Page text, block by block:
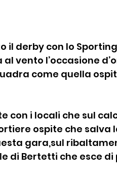
il derby con lo
vento l’occasione
come quella
con i locali che sul
ospite che
gara,sul
di Bertetti che esce di